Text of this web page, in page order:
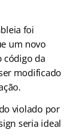
foi
um novo
código da
modificado
violado por
seria ideal